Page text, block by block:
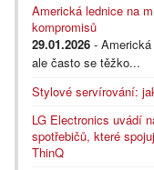
Americká lednice na
kompromisů
29.01.2026 -
ale často se těžko...
Stylové servírování:
LG Electronics uvádí
spotřebičů, které
ThinQ